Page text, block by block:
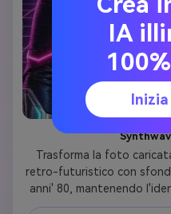
Trasforma la foto
retro-futuristico con
anni' 80, mantenendo
Crea un costume con
IA